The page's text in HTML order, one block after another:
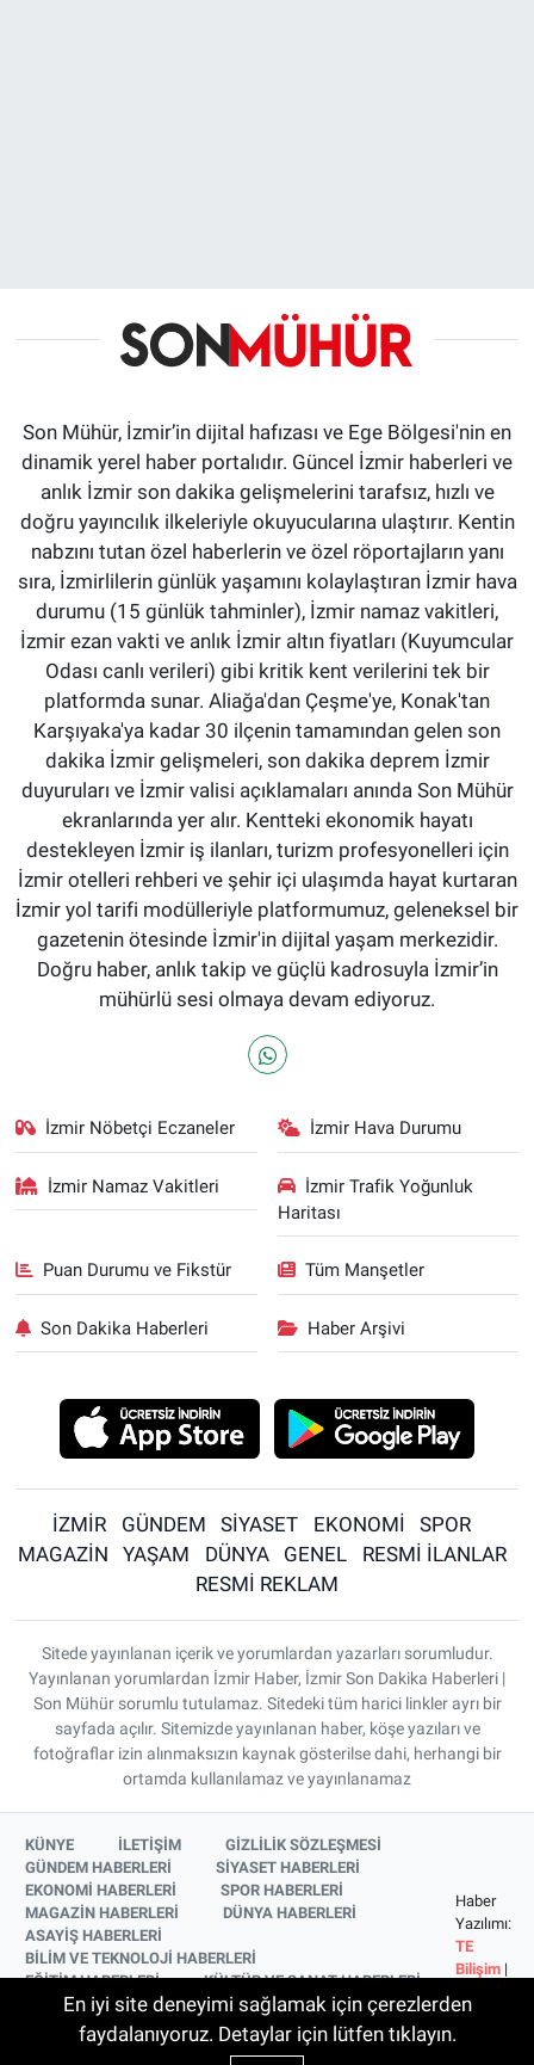
Son Mühür, İzmir’in dijital hafızası ve Ege Bölgesi'nin en
dinamik yerel haber portalıdır. Güncel İzmir haberleri ve
anlık İzmir son dakika gelişmelerini tarafsız, hızlı ve
doğru yayıncılık ilkeleriyle okuyucularına ulaştırır. Kentin
nabzını tutan özel haberlerin ve özel röportajların yanı
sıra, İzmirlilerin günlük yaşamını kolaylaştıran İzmir hava
durumu (15 günlük tahminler), İzmir namaz vakitleri,
İzmir ezan vakti ve anlık İzmir altın fiyatları (Kuyumcular
Odası canlı verileri) gibi kritik kent verilerini tek bir
platformda sunar. Aliağa'dan Çeşme'ye, Konak'tan
Karşıyaka'ya kadar 30 ilçenin tamamından gelen son
dakika İzmir gelişmeleri, son dakika deprem İzmir
duyuruları ve İzmir valisi açıklamaları anında Son Mühür
ekranlarında yer alır. Kentteki ekonomik hayatı
destekleyen İzmir iş ilanları, turizm profesyonelleri için
İzmir otelleri rehberi ve şehir içi ulaşımda hayat kurtaran
İzmir yol tarifi modülleriyle platformumuz, geleneksel bir
gazetenin ötesinde İzmir'in dijital yaşam merkezidir.
Doğru haber, anlık takip ve güçlü kadrosuyla İzmir’in
mühürlü sesi olmaya devam ediyoruz.
İzmir Nöbetçi Eczaneler İzmir Hava Durumu
İzmir Namaz Vakitleri
İzmir Trafik Yoğunluk
Haritası
Puan Durumu ve Fikstür Tüm Manşetler
Son Dakika Haberleri Haber Arşivi
İZMİR GÜNDEM SİYASET EKONOMİ
SPOR
MAGAZİN
YAŞAM DÜNYA GENEL
RESMİ İLANLAR
RESMİ REKLAM
Sitede yayınlanan içerik ve yorumlardan yazarları sorumludur.
Yayınlanan yorumlardan İzmir Haber, İzmir Son Dakika Haberleri |
Son Mühür sorumlu tutulamaz. Sitedeki tüm harici linkler ayrı bir
sayfada açılır. Sitemizde yayınlanan haber, köşe yazıları ve
fotoğraflar izin alınmaksızın kaynak gösterilse dahi, herhangi bir
ortamda kullanılamaz ve yayınlanamaz
KÜNYE İLETİŞİM
GİZLİLİK SÖZLEŞMESİ
GÜNDEM HABERLERİ
SİYASET HABERLERİ
EKONOMİ HABERLERİ
SPOR HABERLERİ
MAGAZİN HABERLERİ
DÜNYA HABERLERİ
ASAYİŞ HABERLERİ
BİLİM VE TEKNOLOJİ HABERLERİ
EĞİTİM HABERLERİ
KÜLTÜR VE SANAT HABERLERİ
SAĞLIK HABERLERİ
YAŞAM HABERLERİ
YEREL HABERLER
İZMİR HABERLERİ
SİNEMA VE TELEVİZYON HABERLERİ
Haber
Yazılımı:
TE
Bilişim |
© 2026
En iyi site deneyimi sağlamak için çerezlerden
faydalanıyoruz. Detaylar için lütfen tıklayın.